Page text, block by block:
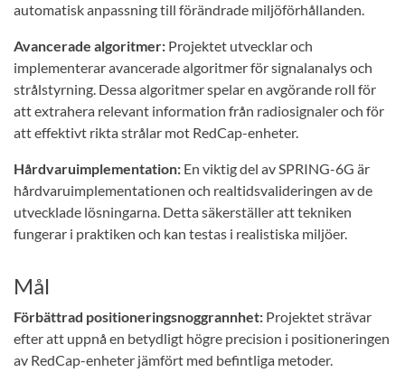
automatisk anpassning till förändrade miljöförhållanden.
Avancerade algoritmer: Projektet utvecklar och
implementerar avancerade algoritmer för signalanalys och
strålstyrning. Dessa algoritmer spelar en avgörande roll för
att extrahera relevant information från radiosignaler och för
att effektivt rikta strålar mot RedCap-enheter.
Hårdvaruimplementation: En viktig del av SPRING-6G är
hårdvaruimplementationen och realtidsvalideringen av de
utvecklade lösningarna. Detta säkerställer att tekniken
fungerar i praktiken och kan testas i realistiska miljöer.
Mål
Förbättrad positioneringsnoggrannhet: Projektet strävar
efter att uppnå en betydligt högre precision i positioneringen
av RedCap-enheter jämfört med befintliga metoder.